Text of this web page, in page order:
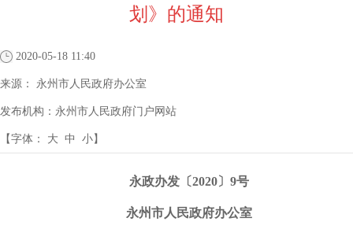
划》的通知
2020-05-18 11:40
来源： 永州市人民政府办公室
发布机构： 永州市人民政府门户网站
【字体： 大 中 小】
永政办发〔2020〕 9号
永州市人民政府办公室